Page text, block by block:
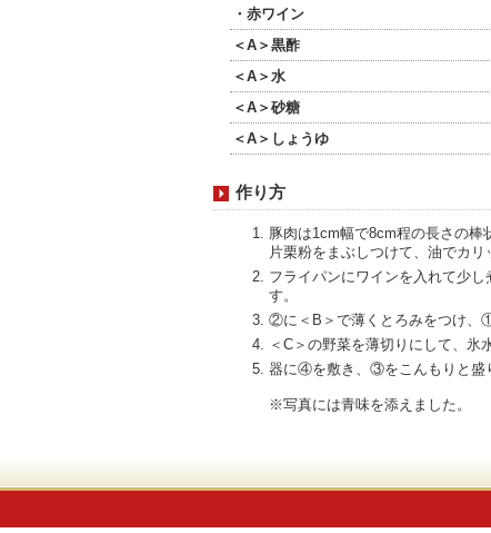
・赤ワイン
＜A＞黒酢
＜A＞水
＜A＞砂糖
＜A＞しょうゆ
作り方
豚肉は1cm幅で8cm程の長さの
片栗粉をまぶしつけて、油でカリ
フライパンにワインを入れて少
す。
②に＜B＞で薄くとろみをつけ、①
＜C＞の野菜を薄切りにして、氷
器に④を敷き、③をこんもりと盛
※写真には青味を添えました。